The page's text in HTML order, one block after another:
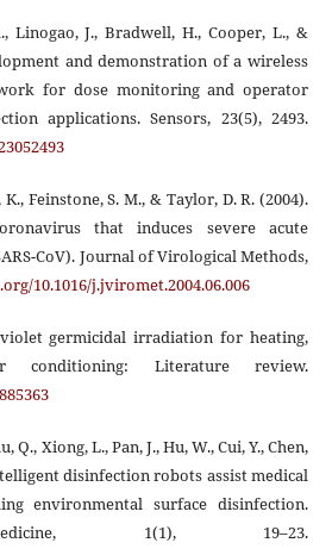
Linogao, J., Bradwell, H., Cooper, L., &
and demonstration of a wireless
for dose monitoring and operator
applications. Sensors, 23(5), 2493.
Feinstone, S. M., & Taylor, D. R. (2004).
that induces severe acute
CoV). Journal of Virological Methods,
10.1016/j.jviromet.2004.06.006
germicidal irradiation for heating,
conditioning: Literature review.
Q., Xiong, L., Pan, J., Hu, W., Cui, Y., Chen,
disinfection robots assist medical
environmental surface disinfection.
1(1), 19–23.